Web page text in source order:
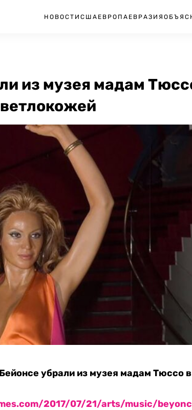
НОВОСТИ США ЕВРОПА ЕВРАЗИЯ
из музея мадам
убрали из музея мадам Тюссо
2017/07/21/arts/music/